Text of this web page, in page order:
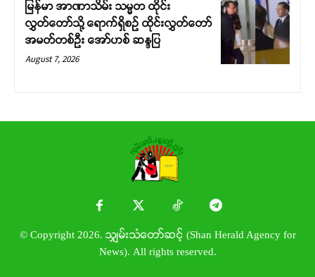
မြန်မာ အာဏာသိမ်း သမ္မတ ထိုင်း
လွှတ်တော်သို့ ရောက်ရှိစဉ် ထိုင်းလွှတ်တော်
အမတ်တစ်ဦး အော်ဟစ် ဆန္ဒပြ
August 7, 2026
© Copyright 2026. သျှမ်းသံတော်ဆင့် (Shan Herald Agency for
News). All rights reserved.